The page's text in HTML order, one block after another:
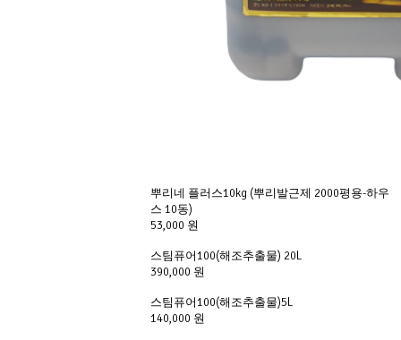
뿌리네 플러스10kg (뿌리발근제 2000평용-하우
스 10동)
53,000 원
스팀퓨어100(해조추출물) 20L
390,000 원
스팀퓨어100(해조추출물)5L
140,000 원